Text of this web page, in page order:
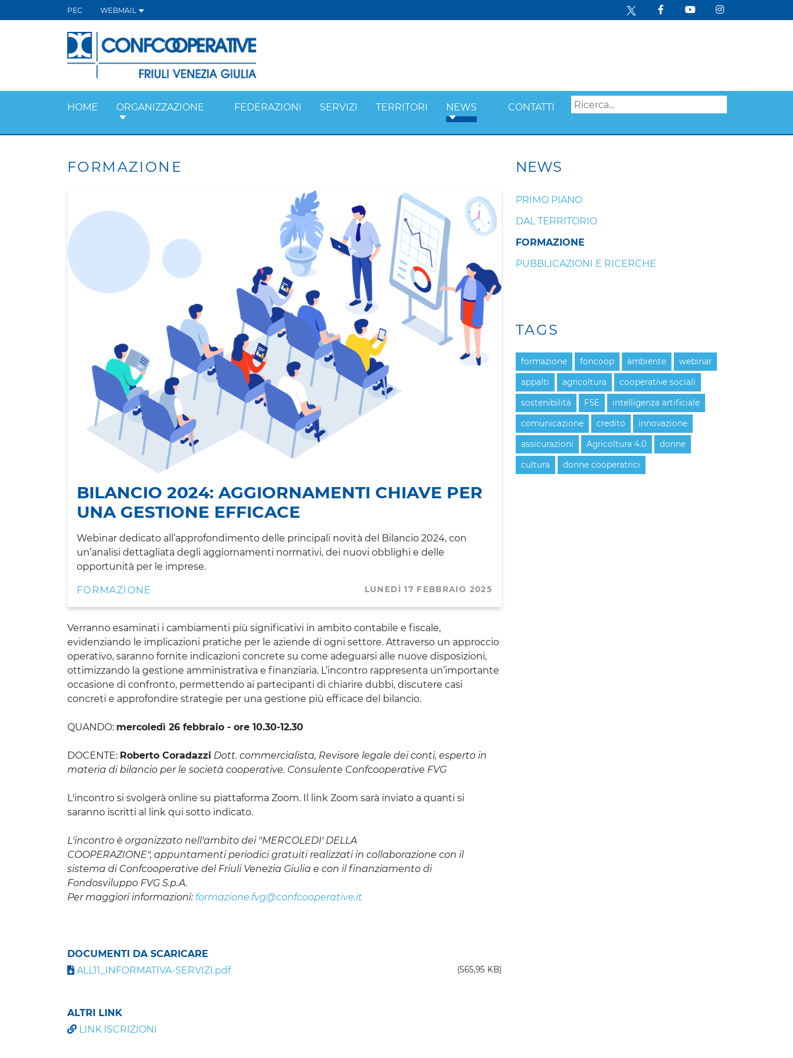
PEC WEBMAIL
HOME ORGANIZZAZIONE FEDERAZIONI SERVIZI TERRITORI NEWS
CONTATTI
FORMAZIONE
BILANCIO 2024: AGGIORNAMENTI CHIAVE PER
UNA GESTIONE EFFICACE
Webinar dedicato all’approfondimento delle principali novità del Bilancio 2024, con
un’analisi dettagliata degli aggiornamenti normativi, dei nuovi obblighi e delle
opportunità per le imprese.
FORMAZIONE LUNEDÌ 17 FEBBRAIO 2025
Verranno esaminati i cambiamenti più significativi in ambito contabile e fiscale,
evidenziando le implicazioni pratiche per le aziende di ogni settore. Attraverso un approccio
operativo, saranno fornite indicazioni concrete su come adeguarsi alle nuove disposizioni,
ottimizzando la gestione amministrativa e finanziaria. L’incontro rappresenta un’importante
occasione di confronto, permettendo ai partecipanti di chiarire dubbi, discutere casi
concreti e approfondire strategie per una gestione più efficace del bilancio.
QUANDO: mercoledì 26 febbraio - ore 10.30-12.30
DOCENTE: Roberto Coradazzi Dott. commercialista, Revisore legale dei conti, esperto in
materia di bilancio per le società cooperative. Consulente Confcooperative FVG
L'incontro si svolgerà online su piattaforma Zoom. Il link Zoom sarà inviato a quanti si
saranno iscritti al link qui sotto indicato.
L'incontro è organizzato nell'ambito dei "MERCOLEDI' DELLA
COOPERAZIONE", appuntamenti periodici gratuiti realizzati in collaborazione con il
sistema di Confcooperative del Friuli Venezia Giulia e con il finanziamento di
Fondosviluppo FVG S.p.A.
Per maggiori informazioni: formazione.fvg@confcooperative.it
DOCUMENTI DA SCARICARE
ALL11_INFORMATIVA-SERVIZI.pdf
(565,95 KB)
ALTRI LINK
LINK ISCRIZIONI
NEWS
PRIMO PIANO
DAL TERRITORIO
FORMAZIONE
PUBBLICAZIONI E RICERCHE
TAGS
formazione foncoop ambiente webinar
appalti agricoltura cooperative sociali
sostenibilità FSE intelligenza artificiale
comunicazione credito innovazione
assicurazioni Agricoltura 4.0 donne
cultura donne cooperatrici